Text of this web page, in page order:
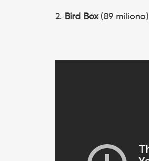
2. Bird Box (89 miliona)